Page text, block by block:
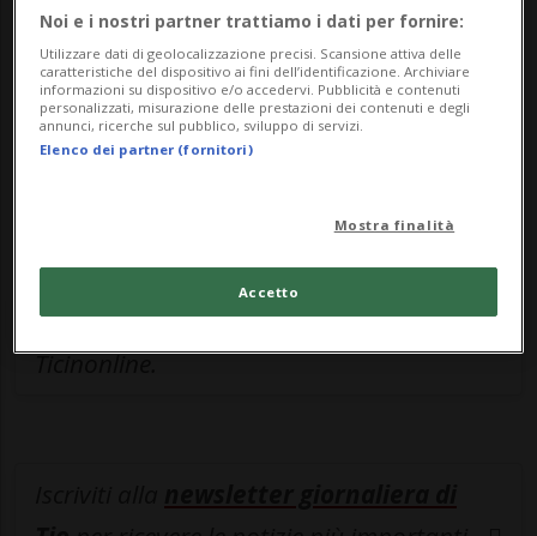
Sottoscrivi un abbonamentoArchivioper
leggere questo articolo, oppure scegli
MyTioAboper accedere all'archivio e
navigare su sito e app senza pubblicità.
Entra nelcanale WhatsAppdi
Ticinonline.
Noi e i nostri partner trattiamo i dati per fornire:
Utilizzare dati di geolocalizzazione precisi. Scansione attiva delle
caratteristiche del dispositivo ai fini dell’identificazione. Archiviare
informazioni su dispositivo e/o accedervi. Pubblicità e contenuti
personalizzati, misurazione delle prestazioni dei contenuti e degli
annunci, ricerche sul pubblico, sviluppo di servizi.
Elenco dei partner (fornitori)
Mostra finalità
Accetto